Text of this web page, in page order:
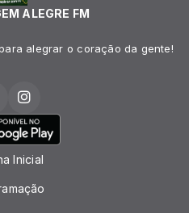
ALEGRE FM
alegrar o coração da gente!
Inicial